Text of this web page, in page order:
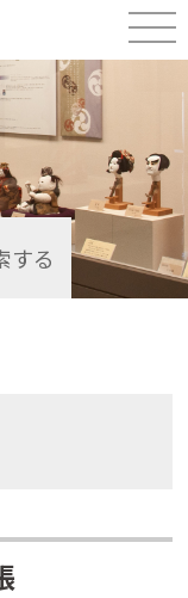
する